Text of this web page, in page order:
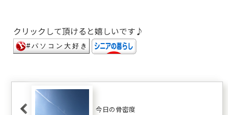
クリックして頂けると嬉しいです♪
今日の骨密度